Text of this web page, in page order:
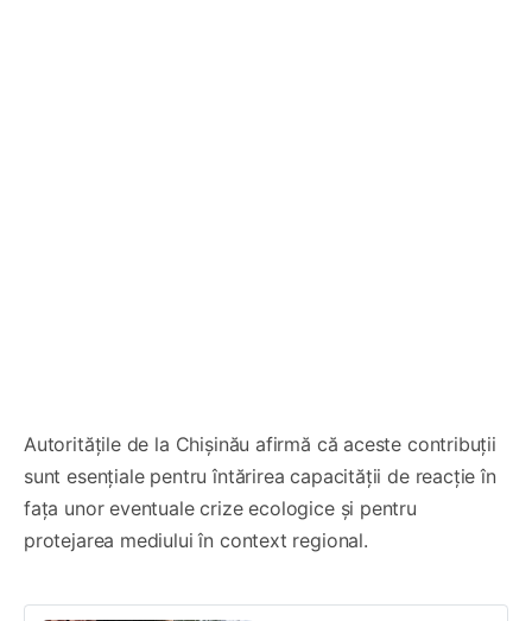
Autoritățile de la Chișinău afirmă că aceste contribuții
sunt esențiale pentru întărirea capacității de reacție în
fața unor eventuale crize ecologice și pentru
protejarea mediului în context regional.